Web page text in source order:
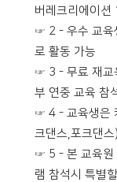
버레크리에이션
☞ 2 - 우수 교육
로 활동 가능
☞ 3 - 무료 재교
부 연중 교육 참
☞ 4 - 교육생은
크댄스,포크댄스
☞ 5 - 본 교육원
램 참석시 특별